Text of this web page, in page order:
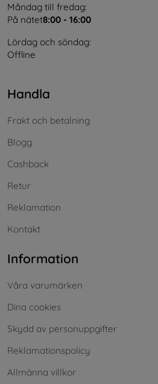
Måndag till fredag:
På nätet8:00 - 16:00
Lördag och söndag:
Offline
Handla
Frakt och betalning
Blogg
Cashback
Retur
Reklamation
Kontakt
Information
Våra varumärken
Dina cookies
Skydd av personuppgifter
Reklamationspolicy
Allmänna villkor